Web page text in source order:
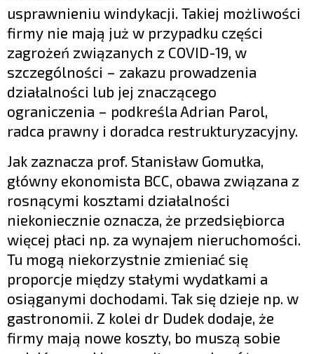
usprawnieniu windykacji. Takiej możliwości
firmy nie mają już w przypadku części
zagrożeń związanych z COVID-19, w
szczególności – zakazu prowadzenia
działalności lub jej znaczącego
ograniczenia – podkreśla Adrian Parol,
radca prawny i doradca restrukturyzacyjny.
Jak zaznacza prof. Stanisław Gomułka,
główny ekonomista BCC, obawa związana z
rosnącymi kosztami działalności
niekoniecznie oznacza, że przedsiębiorca
więcej płaci np. za wynajem nieruchomości.
Tu mogą niekorzystnie zmieniać się
proporcje między stałymi wydatkami a
osiąganymi dochodami. Tak się dzieje np. w
gastronomii. Z kolei dr Dudek dodaje, że
firmy mają nowe koszty, bo muszą sobie